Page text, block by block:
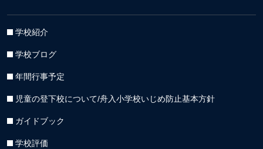
学校紹介
学校ブログ
年間行事予定
児童の登下校について/舟入小学校いじめ防止基本方針
ガイドブック
学校評価